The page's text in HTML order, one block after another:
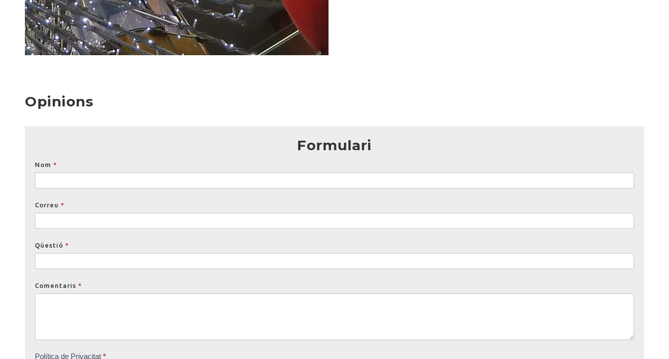
Opinions
Formulari
Opinions
Nom *
Correu *
Qüestió *
Comentaris *
Política de Privacitat *